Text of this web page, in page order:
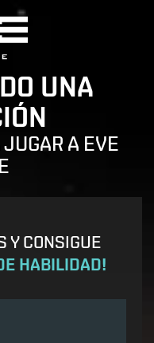
UNA
A EVE
Y CONSIGUE
HABILIDAD!